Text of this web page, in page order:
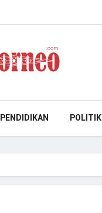
PENDIDIKAN POLITIK